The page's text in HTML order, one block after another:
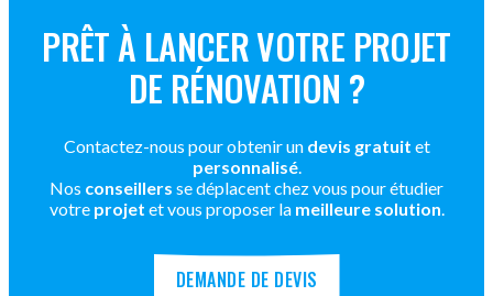
PRÊT À LANCER VOTRE PROJET
DE RÉNOVATION ?
Contactez-nous pour obtenir un devis gratuit et
personnalisé.
Nos conseillers se déplacent chez vous pour étudier
votre projet et vous proposer la meilleure solution.
DEMANDE DE DEVIS